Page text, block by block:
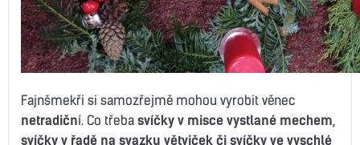
Fajnšmekři si samozřejmě mohou vyrobit věnec
netradiční. Co třeba svíčky v misce vystlané mechem,
svíčky v řadě na svazku větviček či svíčky ve vyschlé